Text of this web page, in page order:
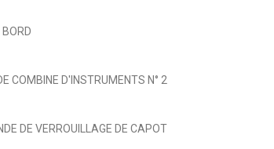
COMBINE D'INSTRUMENTS N° 2
DE VERROUILLAGE DE CAPOT